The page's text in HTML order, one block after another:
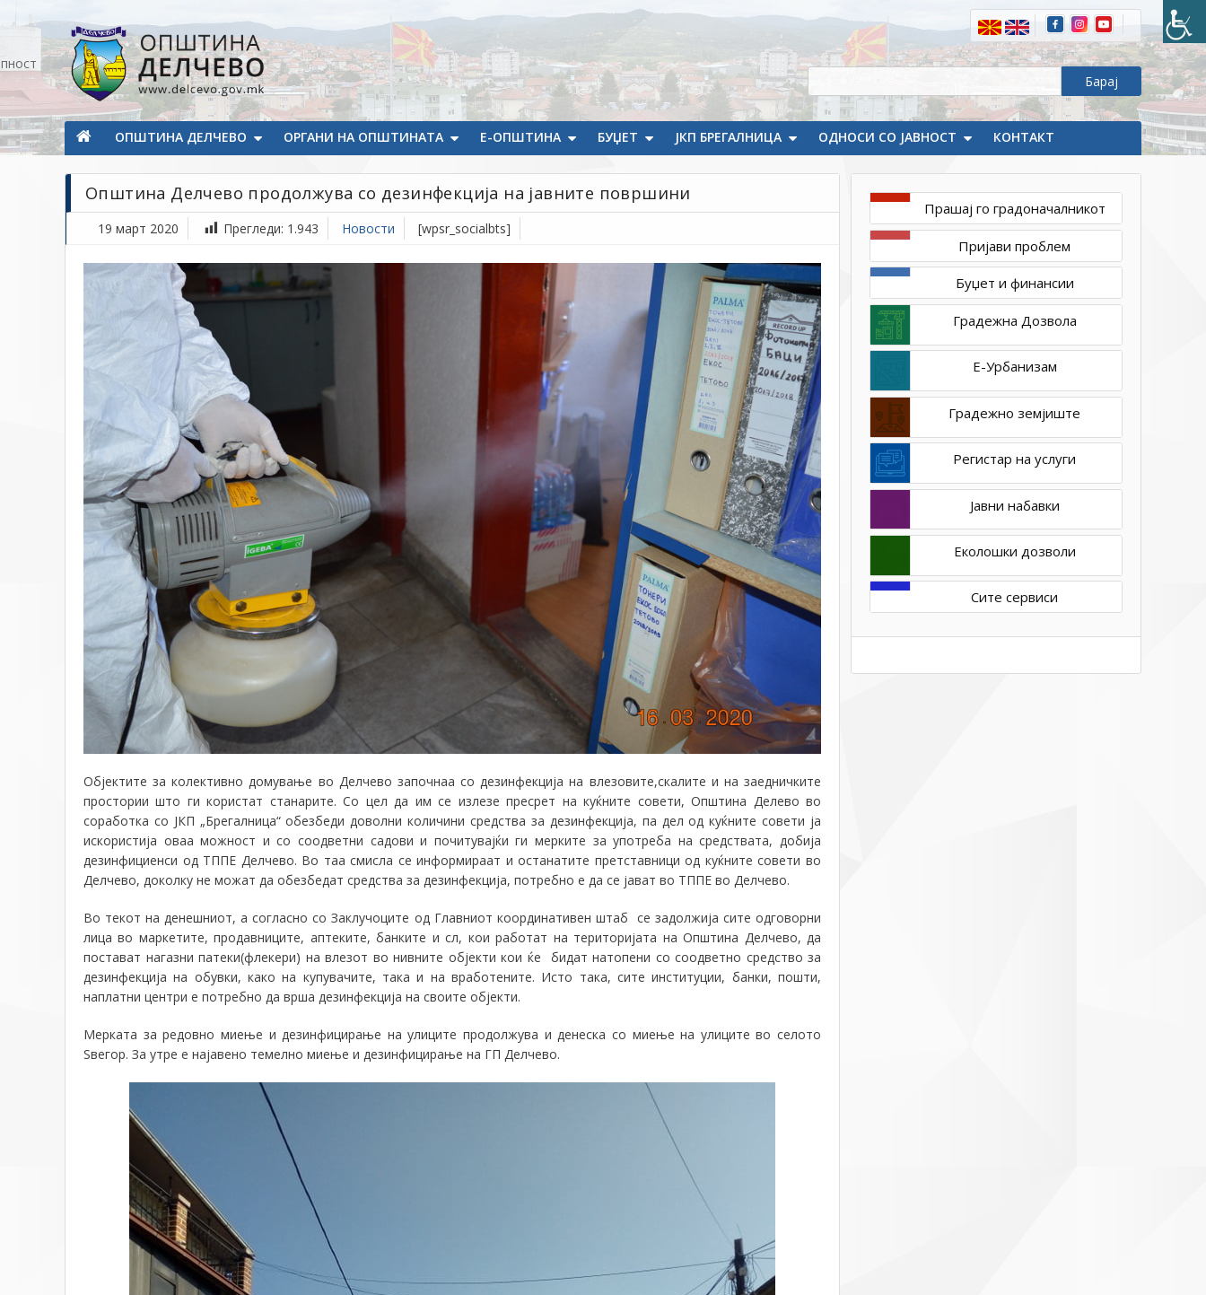
Општина Делчево
Општина Делчево
ОПШТИНА ДЕЛЧЕВО ОРГАНИ НА ОПШТИНАТА Е-ОПШТИНА БУЏЕТ ЈКП БРЕГАЛНИЦА ОДНОСИ СО ЈАВНОСТ КОНТАКТ
Општина Делчево продолжува со дезинфекција на јавните површини
19 март 2020 Прегледи: 1.943 Новости [wpsr_socialbts]
1ТП1
Општина
Делчево
со
дезинфекција
на
јавните
површини
Објектите за колективно домување во Делчево започнаа со дезинфекција на влезовите,скалите и на заедничките
простории што ги користат станарите. Со цел да им се излезе пресрет на куќните совети, Општина Делево во
соработка со ЈКП „Брегалница“ обезбеди доволни количини средства за дезинфекција, па дел од куќните совети ја
искористија оваа можност и со соодветни садови и почитувајќи ги мерките за употреба на средствата, добија
дезинфициенси од ТППЕ Делчево. Во таа смисла се информираат и останатите претставници од куќните совети во
Делчево, доколку не можат да обезбедат средства за дезинфекција, потребно е да се јават во ТППЕ во Делчево.
Во текот на денешниот, а согласно со Заклучоците од Главниот координативен штаб се задолжија сите одговорни
лица во маркетите, продавниците, аптеките, банките и сл, кои работат на територијата на Општина Делчево, да
постават нагазни патеки(флекери) на влезот во нивните објекти кои ќе бидат натопени со соодветно средство за
дезинфекција на обувки, како на купувачите, така и на вработените. Исто така, сите институции, банки, пошти,
наплатни центри е потребно да врша дезинфекција на своите објекти.
Мерката за редовно миење и дезинфицирање на улиците продолжува и денеска со миење на улиците во селото
Ѕвегор. За утре е најавено темелно миење и дезинфицирање на ГП Делчево.
Прашај го градоначалникот
Пријави проблем
Буџет и финансии
Градежна Дозвола
Е-Урбанизам
Градежно земјиште
Регистар на услуги
Јавни набавки
Еколошки дозволи
Сите сервиси